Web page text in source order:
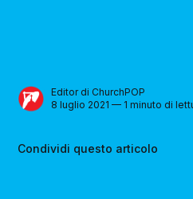
Editor di ChurchPOP
8 luglio 2021 — 1 minuto di
Condividi questo articolo